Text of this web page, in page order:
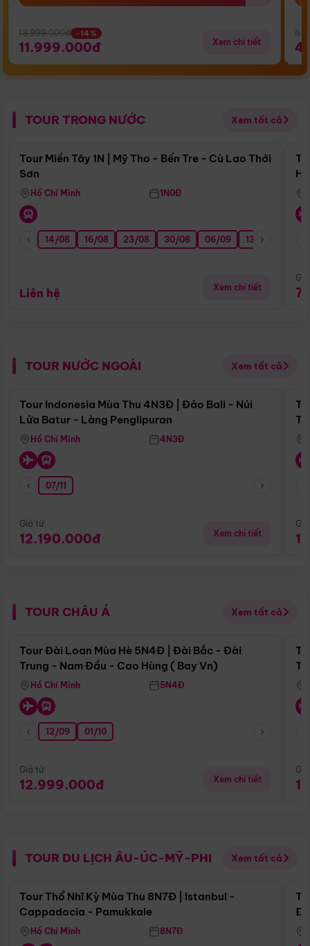
13.999.000đ -14%
11.999.000đ Xem chi tiết
TOUR TRONG NƯỚC Xem tất cả
Điểm nổi bật
Tour Miền Tây 1N | Mỹ Tho - Bến Tre - Cù Lao Thới
Sơn
Hồ Chí Minh 1N0Đ
14/08 16/08 23/08 30/08 06/09 13/09
Liên hệ Xem chi tiết
TOUR NƯỚC NGOÀI Xem tất cả
Điểm nổi bật
Tour Indonesia Mùa Thu 4N3Đ | Đảo Bali - Núi
Lửa Batur - Làng Penglipuran
Hồ Chí Minh 4N3Đ
07/11
Giá từ:
12.190.000đ Xem chi tiết
TOUR CHÂU Á Xem tất cả
Điểm nổi bật
Tour Đài Loan Mùa Hè 5N4Đ | Đài Bắc - Đài
Trung - Nam Đầu - Cao Hùng ( Bay Vn)
Hồ Chí Minh 5N4Đ
12/09 01/10
Giá từ:
12.999.000đ Xem chi tiết
TOUR DU LỊCH ÂU-ÚC-MỸ-PHI Xem tất cả
Điểm nổi bật
Tour Thổ Nhĩ Kỳ Mùa Thu 8N7Đ | Istanbul -
Cappadocia - Pamukkale
Hồ Chí Minh 8N7Đ